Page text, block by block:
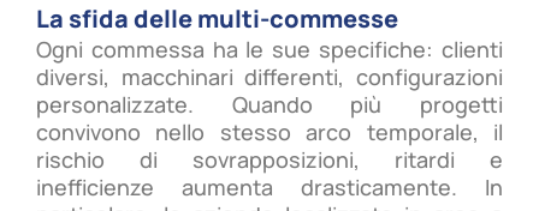
La sfida delle multi-commesse
Ogni commessa ha le sue specifiche: clienti
diversi, macchinari differenti, configurazioni
personalizzate. Quando più progetti
convivono nello stesso arco temporale, il
rischio di sovrapposizioni, ritardi e
inefficienze aumenta drasticamente. In